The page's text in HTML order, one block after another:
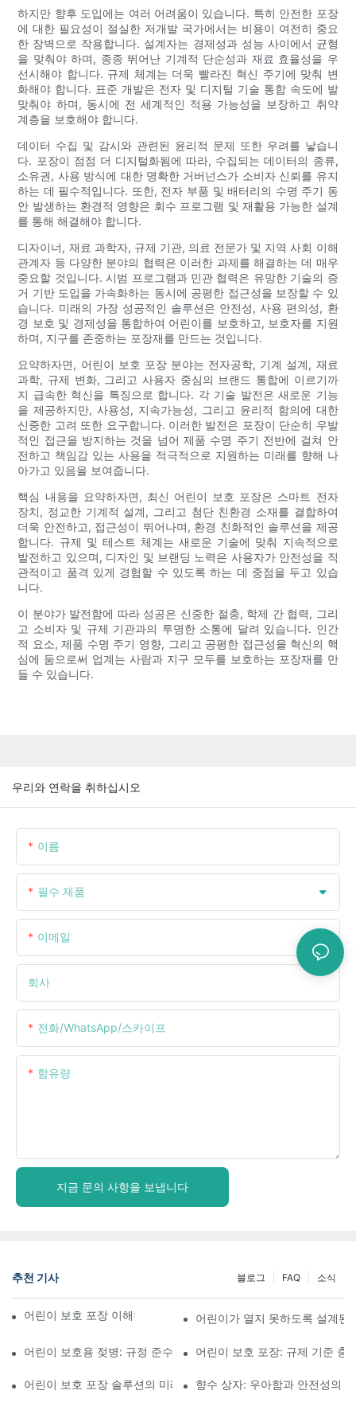
하지만 향후 도입에는 여러 어려움이 있습니다. 특히 안전한 포장
에 대한 필요성이 절실한 저개발 국가에서는 비용이 여전히 중요
한 장벽으로 작용합니다. 설계자는 경제성과 성능 사이에서 균형
을 맞춰야 하며, 종종 뛰어난 기계적 단순성과 재료 효율성을 우
선시해야 합니다. 규제 체계는 더욱 빨라진 혁신 주기에 맞춰 변
화해야 합니다. 표준 개발은 전자 및 디지털 기술 통합 속도에 발
맞춰야 하며, 동시에 전 세계적인 적용 가능성을 보장하고 취약
계층을 보호해야 합니다.
데이터 수집 및 감시와 관련된 윤리적 문제 또한 우려를 낳습니
다. 포장이 점점 더 디지털화됨에 따라, 수집되는 데이터의 종류,
소유권, 사용 방식에 대한 명확한 거버넌스가 소비자 신뢰를 유지
하는 데 필수적입니다. 또한, 전자 부품 및 배터리의 수명 주기 동
안 발생하는 환경적 영향은 회수 프로그램 및 재활용 가능한 설계
를 통해 해결해야 합니다.
디자이너, 재료 과학자, 규제 기관, 의료 전문가 및 지역 사회 이해
관계자 등 다양한 분야의 협력은 이러한 과제를 해결하는 데 매우
중요할 것입니다. 시범 프로그램과 민관 협력은 유망한 기술의 증
거 기반 도입을 가속화하는 동시에 공평한 접근성을 보장할 수 있
습니다. 미래의 가장 성공적인 솔루션은 안전성, 사용 편의성, 환
경 보호 및 경제성을 통합하여 어린이를 보호하고, 보호자를 지원
하며, 지구를 존중하는 포장재를 만드는 것입니다.
요약하자면, 어린이 보호 포장 분야는 전자공학, 기계 설계, 재료
과학, 규제 변화, 그리고 사용자 중심의 브랜드 통합에 이르기까
지 급속한 혁신을 특징으로 합니다. 각 기술 발전은 새로운 기능
을 제공하지만, 사용성, 지속가능성, 그리고 윤리적 함의에 대한
신중한 고려 또한 요구합니다. 이러한 발전은 포장이 단순히 우발
적인 접근을 방지하는 것을 넘어 제품 수명 주기 전반에 걸쳐 안
전하고 책임감 있는 사용을 적극적으로 지원하는 미래를 향해 나
아가고 있음을 보여줍니다.
핵심 내용을 요약하자면, 최신 어린이 보호 포장은 스마트 전자
장치, 정교한 기계적 설계, 그리고 첨단 친환경 소재를 결합하여
더욱 안전하고, 접근성이 뛰어나며, 환경 친화적인 솔루션을 제공
합니다. 규제 및 테스트 체계는 새로운 기술에 맞춰 지속적으로
발전하고 있으며, 디자인 및 브랜딩 노력은 사용자가 안전성을 직
관적이고 품격 있게 경험할 수 있도록 하는 데 중점을 두고 있습
니다.
이 분야가 발전함에 따라 성공은 신중한 절충, 학제 간 협력, 그리
고 소비자 및 규제 기관과의 투명한 소통에 달려 있습니다. 인간
적 요소, 제품 수명 주기 영향, 그리고 공평한 접근성을 혁신의 핵
심에 둠으로써 업계는 사람과 지구 모두를 보호하는 포장재를 만
들 수 있습니다.
우리와 연락을 취하십시오
이름
필수 제품
이메일
회사
전화/WhatsApp/스카이프
함유량
지금 문의 사항을 보냅니다
추천 기사 소식
FAQ
블로그
어린이 보호 포장 이해하기: 어린이의 안전 확보어린이가 열지 못하도록 설계된
어린이 보호용 젖병: 규정 준수를 위해 알아야 할 사항
어린이 보호 포장: 규제 기준 충
어린이 보호 포장 솔루션의 미래 향수 상자: 우아함과 안전성의